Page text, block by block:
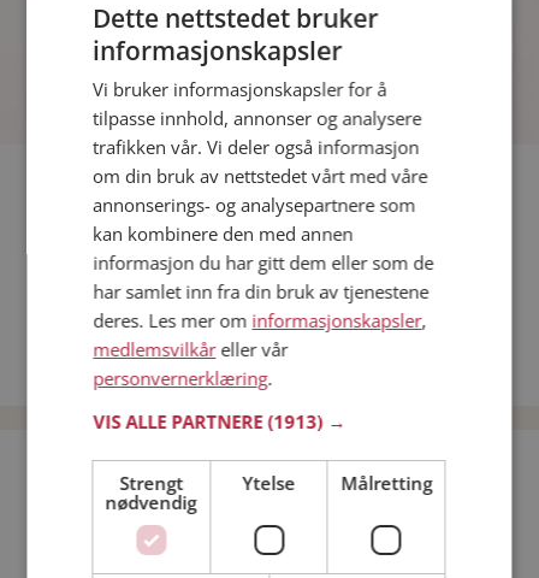
sammen som hånd i hanske?
Fler single
Flere singlekvinner fra Ullensaker :Take A Chance
Bli medlem gratis!
Jeg er en: Mann Kvinne
Dette nettstedet bruker
informasjonskapsler
Vi bruker informasjonskapsler for å
tilpasse innhold, annonser og analysere
trafikken vår. Vi deler også informasjon
om din bruk av nettstedet vårt med våre
annonserings- og analysepartnere som
kan kombinere den med annen
informasjon du har gitt dem eller som de
har samlet inn fra din bruk av tjenestene
deres. Les mer om informasjonskapsler,
medlemsvilkåreller vår
personvernerklæring.
VIS ALLE PARTNERE(1913) →
Strengt
nødvendig
Ytelse Målretting